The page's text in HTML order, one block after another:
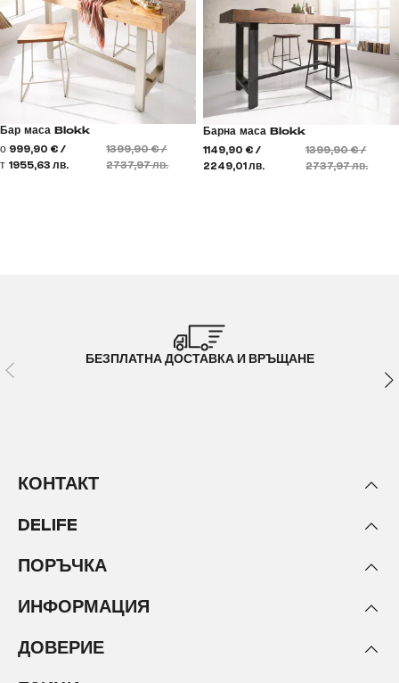
Бар маса Blokk
о
т
999,90 € /
1955,63 лв.
1399,90 € /
2737,97 лв.
Барна маса Blokk
1149,90 € /
2249,01 лв.
1399,90 € /
2737,97 лв.
БЕЗПЛАТНА ДОСТАВКА И ВРЪЩАНЕ
КОНТАКТ
DELIFE
ПОРЪЧКА
ИНФОРМАЦИЯ
ДОВЕРИЕ